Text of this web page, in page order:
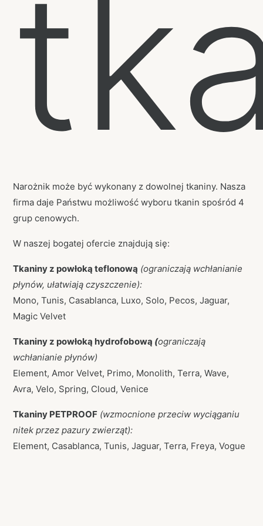
Narożnik może być wykonany z dowolnej tkaniny. Nasza
firma daje Państwu możliwość wyboru tkanin spośród 4
grup cenowych.
W naszej bogatej ofercie znajdują się:
Tkaniny z powłoką teflonową (ograniczają wchłanianie
płynów, ułatwiają czyszczenie):
Mono, Tunis, Casablanca, Luxo, Solo, Pecos, Jaguar,
Magic Velvet
Tkaniny z powłoką hydrofobową (ograniczają
wchłanianie płynów)
Element, Amor Velvet, Primo, Monolith, Terra, Wave,
Avra, Velo, Spring, Cloud, Venice
Tkaniny PETPROOF (wzmocnione przeciw wyciąganiu
nitek przez pazury zwierząt):
Element, Casablanca, Tunis, Jaguar, Terra, Freya, Vogue